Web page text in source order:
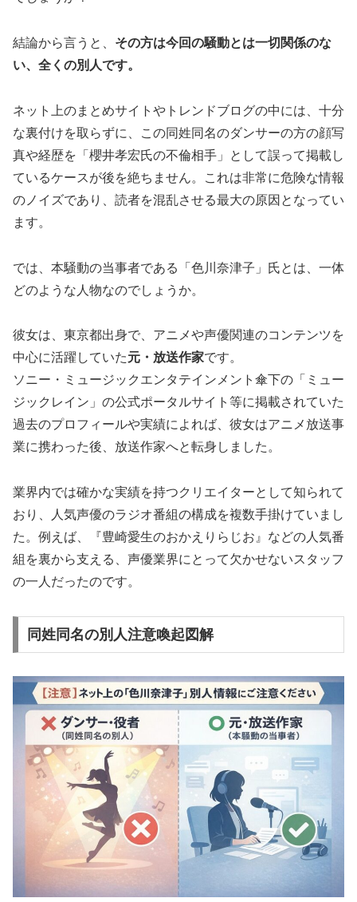
結論から言うと、 その方は今回の騒動とは一切関係のな
い、全くの別人です。
ネット上のまとめサイトやトレンドブログの中には、十分
な裏付けを取らずに、この同姓同名のダンサーの方の顔写
真や経歴を「櫻井孝宏氏の不倫相手」として誤って掲載し
ているケースが後を絶ちません。これは非常に危険な情報
のノイズであり、読者を混乱させる最大の原因となってい
ます。
では、本騒動の当事者である「色川奈津子」氏とは、一体
どのような人物なのでしょうか。
彼女は、東京都出身で、アニメや声優関連のコンテンツを
中心に活躍していた元・放送作家です。
ソニー・ミュージックエンタテインメント傘下の「ミュー
ジックレイン」の公式ポータルサイト等に掲載されていた
過去のプロフィールや実績によれば、彼女はアニメ放送事
業に携わった後、放送作家へと転身しました。
業界内では確かな実績を持つクリエイターとして知られて
おり、人気声優のラジオ番組の構成を複数手掛けていまし
た。例えば、『豊崎愛生のおかえりらじお』などの人気番
組を裏から支える、声優業界にとって欠かせないスタッフ
の一人だったのです。
同姓同名の別人注意喚起図解